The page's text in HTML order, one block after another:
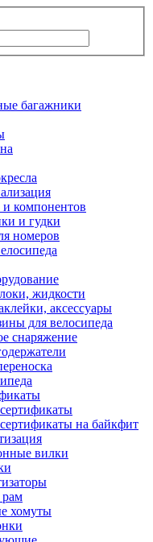
багажники
компонентов
и гудки
номеров
жидкости
аксессуары
для велосипеда
снаряжение
на байкфит
вилки
рам
хомуты